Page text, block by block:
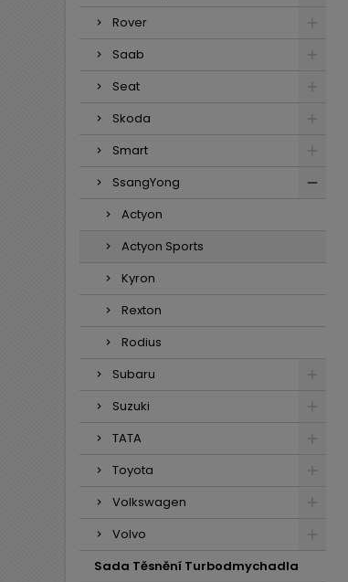
Rover
Saab
Seat
Skoda
Smart
SsangYong
Actyon
Actyon Sports
Kyron
Rexton
Rodius
Subaru
Suzuki
TATA
Toyota
Volkswagen
Volvo
Sada Těsnění Turbodmychadla